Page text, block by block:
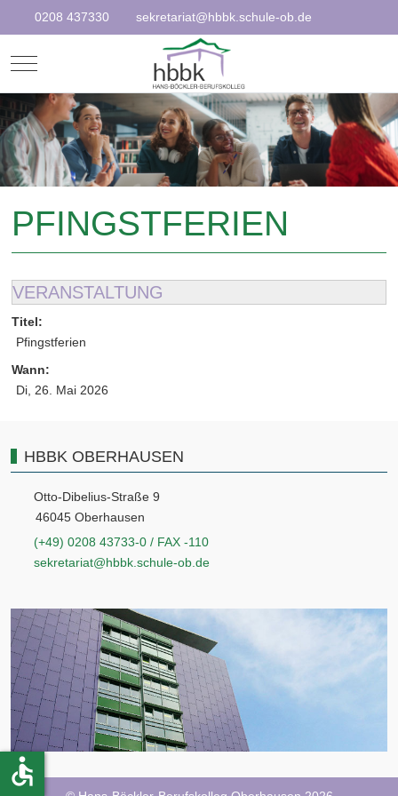
0208 437330 sekretariat@hbbk.schule-ob.de
Mobile Menu Toggle
PFINGSTFERIEN
VERANSTALTUNG
Titel:
Pfingstferien
Wann:
Di, 26. Mai 2026
HBBK OBERHAUSEN
Otto-Dibelius-Straße 9
46045 Oberhausen
(+49) 0208 43733-0 / FAX -110
sekretariat@hbbk.schule-ob.de
accessible